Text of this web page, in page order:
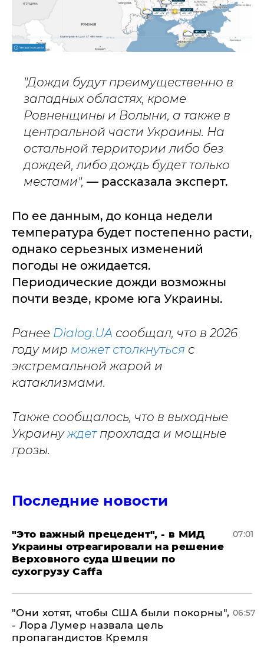
"Дожди будут преимущественно в
западных областях, кроме
Ровненщины и Волыни, а также в
центральной части Украины. На
остальной территории либо без
дождей, либо дождь будет только
местами", — рассказала эксперт.
По ее данным, до конца недели
температура будет постепенно расти,
однако серьезных изменений
погоды не ожидается.
Периодические дожди возможны
почти везде, кроме юга Украины.
Ранее Dialog.UA сообщал, что в 2026
году мир может столкнуться с
экстремальной жарой и
катаклизмами.
Также сообщалось, что в выходные
Украинуждетпрохлада и мощные
грозы.
Последние новости
"Это важный прецедент", - в МИД
Украины отреагировали на решение
Верховного суда Швеции по
сухогрузу Caffa
07:01
"Они хотят, чтобы США были покорны",
- Лора Лумер назвала цель
пропагандистов Кремля
06:57